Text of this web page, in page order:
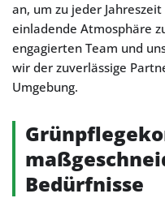
an, um zu jeder
einladende Atmosphäre
engagierten Team und
wir der zuverlässige
Umgebung.
Bedürfnisse